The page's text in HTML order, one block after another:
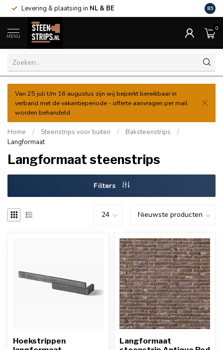
Levering & plaatsing in NL & BE Al
8.5
MENU
0
Van 25 juli t/m 16 augustus zijn wij beperkt bereikbaar in
verband met de vakantieperiode - offerte aanvragen per mail
worden behandeld
Home / Steenstrips voor buiten / Baksteenstrips
/
Langformaat
Langformaat steenstrips
Filters
Hoekstrippen
Langformaat